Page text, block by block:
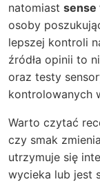
natomiast sense
osoby
lepszej kontroli
źródła opinii to
oraz testy
kontrolowanych
Warto czytać
czy smak
utrzymuje się
wycieka lub jest